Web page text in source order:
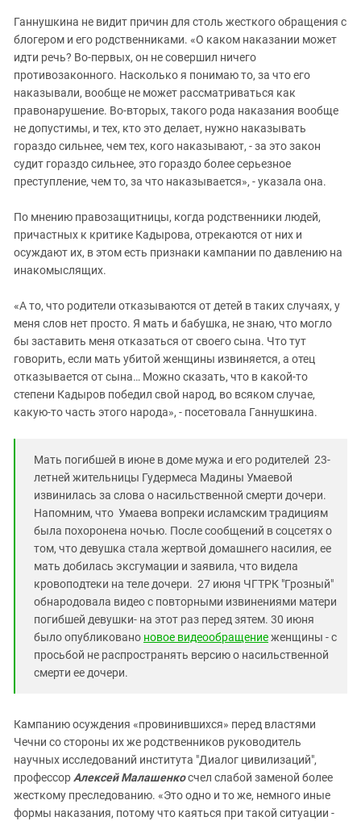
Ганнушкина не видит причин для столь жесткого обращения с
блогером и его родственниками. «О каком наказании может
идти речь? Во-первых, он не совершил ничего
противозаконного. Насколько я понимаю то, за что его
наказывали, вообще не может рассматриваться как
правонарушение. Во-вторых, такого рода наказания вообще
не допустимы, и тех, кто это делает, нужно наказывать
гораздо сильнее, чем тех, кого наказывают, - за это закон
судит гораздо сильнее, это гораздо более серьезное
преступление, чем то, за что наказывается», - указала она.
По мнению правозащитницы, когда родственники людей,
причастных к критике Кадырова, отрекаются от них и
осуждают их, в этом есть признаки кампании по давлению на
инакомыслящих.
«А то, что родители отказываются от детей в таких случаях, у
меня слов нет просто. Я мать и бабушка, не знаю, что могло
бы заставить меня отказаться от своего сына. Что тут
говорить, если мать убитой женщины извиняется, а отец
отказывается от сына… Можно сказать, что в какой-то
степени Кадыров победил свой народ, во всяком случае,
какую-то часть этого народа», - посетовала Ганнушкина.
Мать погибшей в июне в доме мужа и его родителей 23-
летней жительницы Гудермеса Мадины Умаевой
извинилась за слова о насильственной смерти дочери.
Напомним, что Умаева вопреки исламским традициям
была похоронена ночью. После сообщений в соцсетях о
том, что девушка стала жертвой домашнего насилия, ее
мать добилась эксгумации и заявила, что видела
кровоподтеки на теле дочери. 27 июня ЧГТРК "Грозный"
обнародовала видео с повторными извинениями матери
погибшей девушки- на этот раз перед зятем. 30 июня
было опубликовано новое видеообращениеженщины - с
просьбой не распространять версию о насильственной
смерти ее дочери.
Кампанию осуждения «провинившихся» перед властями
Чечни со стороны их же родственников руководитель
научных исследований института "Диалог цивилизаций",
профессорАлексей Малашенкосчел слабой заменой более
жесткому преследованию. «Это одно и то же, немного иные
формы наказания, потому что каяться при такой ситуации -